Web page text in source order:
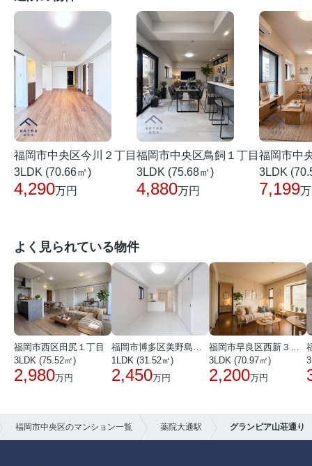
福岡市中央区今川２丁目
3LDK (70.66㎡)
4,290万円
福岡市中央区鳥飼１丁目
3LDK (75.68㎡)
4,880万円
福岡市中
3LDK
7,199
よく見られている物件
福岡市西区田尻１丁目
3LDK (75.52㎡)
2,980万円
福岡市博多区美野島３丁目
1LDK (31.52㎡)
2,450万円
福岡市早良区西新３丁目
3LDK (70.97㎡)
2,200万円
福岡市中央区のマンション一覧 薬院大通駅 グランピア山荘通り